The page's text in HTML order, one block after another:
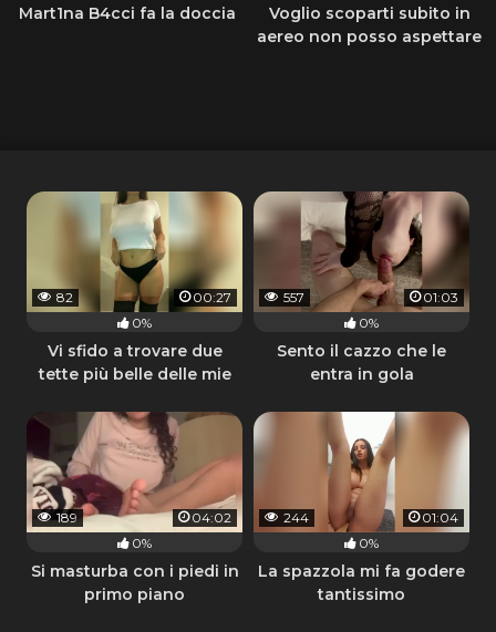
Mart1na B4cci fa la doccia
Voglio scoparti subito in
aereo non posso aspettare
82
00:27
0%
Vi sfido a trovare due
tette più belle delle mie
557
01:03
0%
Sento il cazzo che le
entra in gola
189
04:02
0%
Si masturba con i piedi in
primo piano
244
01:04
0%
La spazzola mi fa godere
tantissimo